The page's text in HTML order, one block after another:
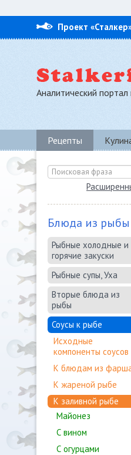
Проект
Аналитический
Рецепты
Блюда из рыбы
Рыбные холодные и
горячие закуски
Рыбные супы, Уха
Вторые блюда из
рыбы
Соусы к рыбе
Исходные
компоненты соусов
К блюдам из
К жареной рыбе
К заливной рыбе
Майонез
С вином
С огурцами